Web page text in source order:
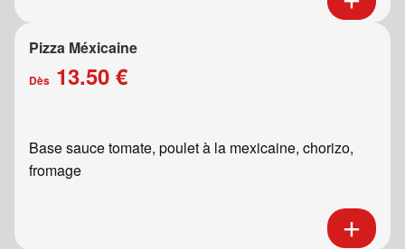
Pizza Méxicaine
Dès 13.50 €
Base sauce tomate, poulet à la mexicaine, chorizo,
fromage